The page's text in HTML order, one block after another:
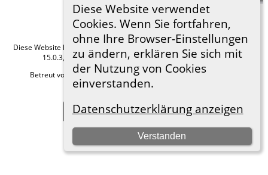
Diese Website verwendet
Cookies. Wenn Sie fortfahren,
ohne Ihre Browser-Einstellungen
zu ändern, erklären Sie sich mit
der Nutzung von Cookies
einverstanden.
Datenschutzerklärung anzeigen
Verstanden
Diese Website läuft mit The Next Generation of Genealogy Sitebuilding
15.0.3, programmiert von Darrin Lythgoe © 2001-2026.
Betreut von
Roland zu Dortmund e.V.. | Datenschutzerklärung
Zur Desktop-Webseite wechseln